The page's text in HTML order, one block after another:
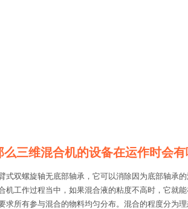
么三维混合机的设备在运作时会有
双螺旋轴无底部轴承，它可以消除因为底部轴承
工作过程当中，如果混合液的粘度不高时，它就
所有参与混合的物料均匀分布。混合的程度分为